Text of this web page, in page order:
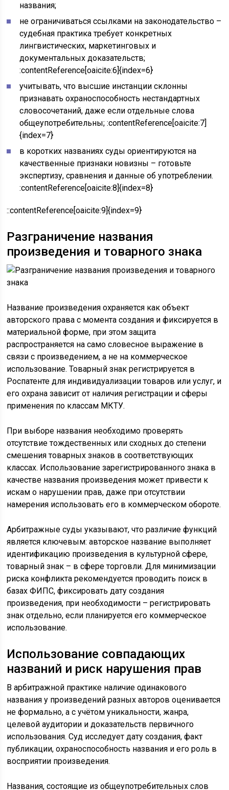
названия;
не ограничиваться ссылками на законодательство –
судебная практика требует конкретных
лингвистических, маркетинговых и
документальных доказательств;
:contentReference[oaicite:6]{index=6}
учитывать, что высшие инстанции склонны
признавать охраноспособность нестандартных
словосочетаний, даже если отдельные слова
общеупотребительны; :contentReference[oaicite:7]
{index=7}
в коротких названиях суды ориентируются на
качественные признаки новизны – готовьте
экспертизу, сравнения и данные об употреблении.
:contentReference[oaicite:8]{index=8}
::contentReference[oaicite:9]{index=9}
Разграничение названия
произведения и товарного знака
Название произведения охраняется как объект
авторского права с момента создания и фиксируется в
материальной форме, при этом защита
распространяется на само словесное выражение в
связи с произведением, а не на коммерческое
использование. Товарный знак регистрируется в
Роспатенте для индивидуализации товаров или услуг, и
его охрана зависит от наличия регистрации и сферы
применения по классам МКТУ.
При выборе названия необходимо проверять
отсутствие тождественных или сходных до степени
смешения товарных знаков в соответствующих
классах. Использование зарегистрированного знака в
качестве названия произведения может привести к
искам о нарушении прав, даже при отсутствии
намерения использовать его в коммерческом обороте.
Арбитражные суды указывают, что различие функций
является ключевым: авторское название выполняет
идентификацию произведения в культурной сфере,
товарный знак – в сфере торговли. Для минимизации
риска конфликта рекомендуется проводить поиск в
базах ФИПС, фиксировать дату создания
произведения, при необходимости – регистрировать
знак отдельно, если планируется его коммерческое
использование.
Использование совпадающих
названий и риск нарушения прав
В арбитражной практике наличие одинакового
названия у произведений разных авторов оценивается
не формально, а с учётом уникальности, жанра,
целевой аудитории и доказательств первичного
использования. Суд исследует дату создания, факт
публикации, охраноспособность названия и его роль в
восприятии произведения.
Названия, состоящие из общеупотребительных слов